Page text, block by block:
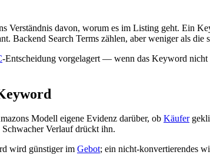
Verständnis davon, worum es im Listing geht. Ein
Backend Search Terms zählen, aber weniger als die
-Entscheidung vorgelagert — wenn das Keyword
Modell eigene Evidenz darüber, ob Käufer
Verlauf drückt ihn.
wird günstiger im Gebot; ein nicht-konvertierendes